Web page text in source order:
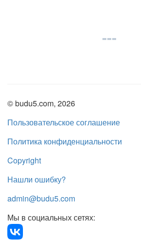
© budu5.com, 2026
Пользовательское соглашение
Политика конфиденциальности
Copyright
Нашли ошибку?
admin@budu5.com
Мы в социальных сетях: